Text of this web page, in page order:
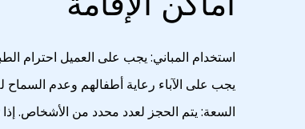
استخدام المباني: يجب على العميل احترام
يجب على الآباء رعاية أطفالهم وعدم
السعة: يتم الحجز لعدد محدد من الأشخاص.